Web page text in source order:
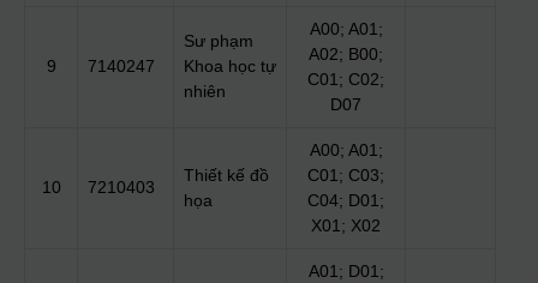
9 7140247
Sư phạm
Khoa học tự
nhiên
A00; A01;
A02; B00;
C01; C02;
D07
10 7210403
Thiết kế đồ
họa
A00; A01;
C01; C03;
C04; D01;
X01; X02
A01; D01;